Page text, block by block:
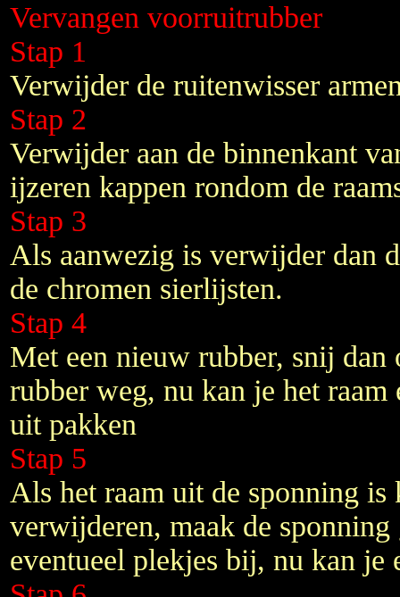
Vervangen voorruitrubber
Stap 1
Verwijder de ruitenwisser
Stap 2
Verwijder aan de binnenkant
ijzeren kappen rondom de
Stap 3
Als aanwezig is verwijder dan
de chromen sierlijsten.
Stap 4
Met een nieuw rubber, snij dan
rubber weg, nu kan je het
uit pakken
Stap 5
Als het raam uit de sponning is
verwijderen, maak de
eventueel plekjes bij, nu kan je